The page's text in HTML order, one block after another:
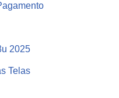
2025
Telas